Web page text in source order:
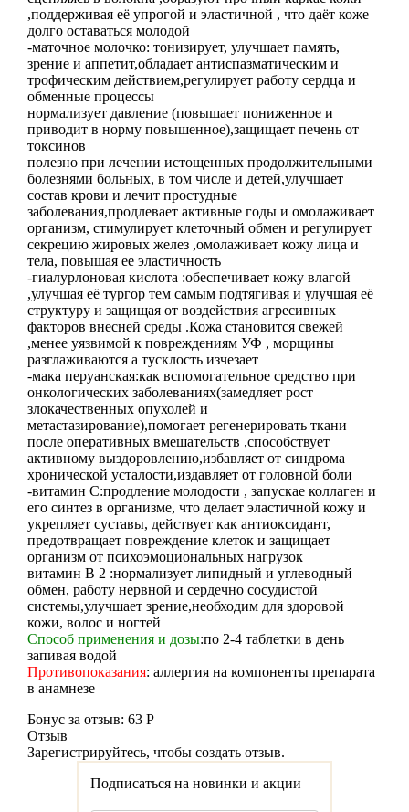
,поддерживая её упрогой и эластичной , что даёт коже
долго оставаться молодой
-маточное молочко: тонизирует, улучшает память,
зрение и аппетит,обладает антиспазматическим и
трофическим действием,регулирует работу сердца и
обменные процессы
нормализует давление (повышает пониженное и
приводит в норму повышенное),защищает печень от
токсинов
полезно при лечении истощенных продолжительными
болезнями больных, в том числе и детей,улучшает
состав крови и лечит простудные
заболевания,продлевает активные годы и омолаживает
организм, стимулирует клеточный обмен и регулирует
секрецию жировых желез ,омолаживает кожу лица и
тела, повышая ее эластичность
-гиалурлоновая кислота :обеспечивает кожу влагой
,улучшая её тургор тем самым подтягивая и улучшая её
структуру и защищая от воздействия агресивных
факторов внесней среды .Кожа становится свежей
,менее уязвимой к повреждениям УФ , морщины
разглаживаются а тусклость изчезает
-мака перуанская:как вспомогательное средство при
онкологических заболеваниях(замедляет рост
злокачественных опухолей и
метастазирование),помогает регенерировать ткани
после оперативных вмешательств ,способствует
активному выздоровлению,избавляет от синдрома
хронической усталости,издавляет от головной боли
-витамин С:продление молодости , запускае коллаген и
его синтез в организме, что делает эластичной кожу и
укрепляет суставы, действует как антиоксидант,
предотвращает повреждение клеток и защищает
организм от психоэмоциональных нагрузок
витамин В 2 :нормализует липидный и углеводный
обмен, работу нервной и сердечно сосудистой
системы,улучшает зрение,необходим для здоровой
кожи, волос и ногтей
Способ применения и дозы:по 2-4 таблетки в день
запивая водой
Противопоказания: аллергия на компоненты препарата
в анамнезе
Бонус за отзыв: 63 Р
Отзыв
Зарегистрируйтесь, чтобы создать отзыв.
Подписаться на новинки и акции